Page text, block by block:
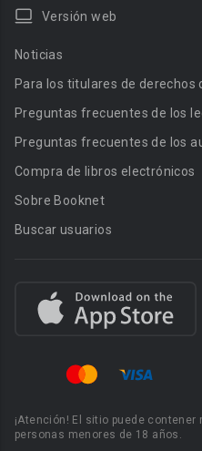
Versión web
Noticias
Para los titulares de derechos
Preguntas frecuentes de los
Preguntas frecuentes de los
Compra de libros electrónicos
Sobre Booknet
Buscar usuarios
¡Atención! El sitio puede
personas menores de 18 años.